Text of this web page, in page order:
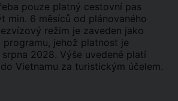
pouze platný cestovní pas
min. 6 měsíců od plánovaného
režim je zaveden jako
jehož platnost je
2028. Výše uvedené platí
Vietnamu za turistickým účelem.